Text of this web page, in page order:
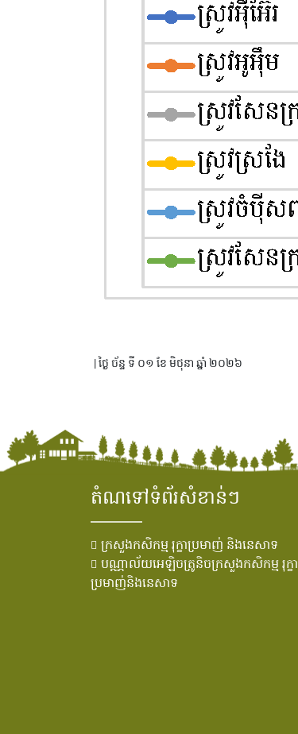
| ថ្ងៃ ច័ន្ទ ទី ០១ ខែ មិថុនា ឆ្នាំ ២០២៦
តំណទៅទំព័រសំខាន់ៗ
ក្រសួងកសិកម្ម រុក្ខាប្រមាញ់ និងនេសាទ
បណ្ណាល័យអេឡិចត្រូនិចក្រសួងកសិកម្ម រុក្ខា
ប្រមាញ់និងនេសាទ